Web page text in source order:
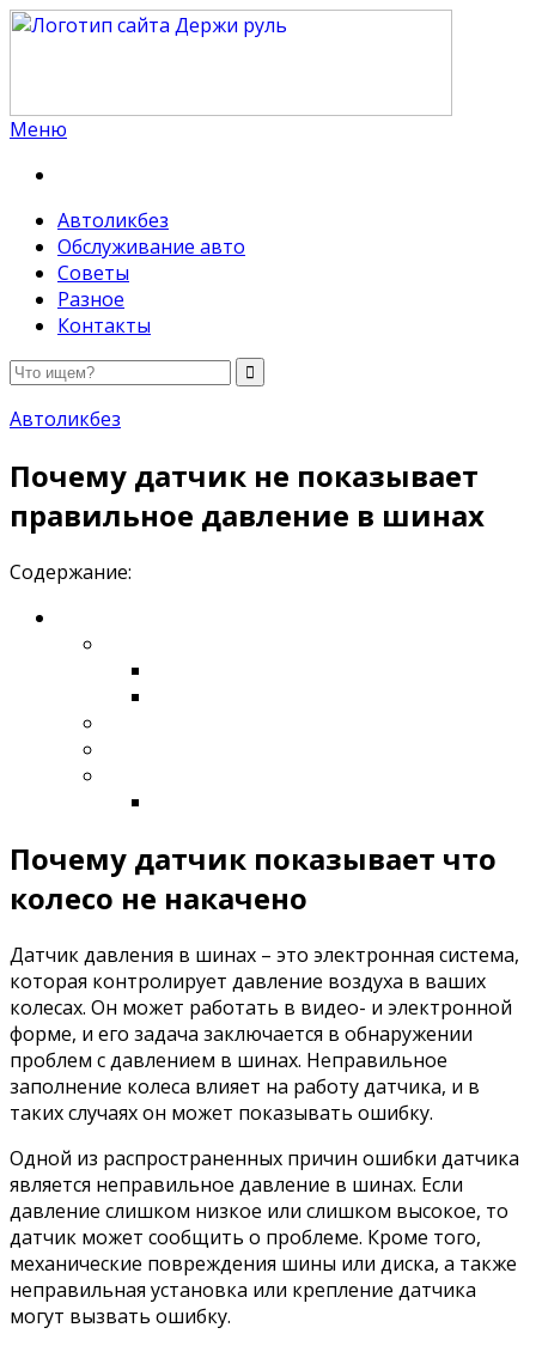
Меню
Автоликбез
Обслуживание авто
Советы
Разное
Контакты
Автоликбез
Почему датчик не показывает
правильное давление в шинах
Содержание:
Почему датчик показывает что
колесо не накачено
Датчик давления в шинах – это электронная система,
которая контролирует давление воздуха в ваших
колесах. Он может работать в видео- и электронной
форме, и его задача заключается в обнаружении
проблем с давлением в шинах. Неправильное
заполнение колеса влияет на работу датчика, и в
таких случаях он может показывать ошибку.
Одной из распространенных причин ошибки датчика
является неправильное давление в шинах. Если
давление слишком низкое или слишком высокое, то
датчик может сообщить о проблеме. Кроме того,
механические повреждения шины или диска, а также
неправильная установка или крепление датчика
могут вызвать ошибку.